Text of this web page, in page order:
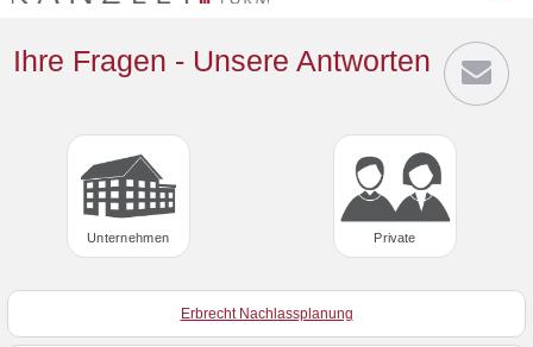

Ihre Fragen - Unsere Antworten
Unternehmen Private
Erbrecht Nachlassplanung